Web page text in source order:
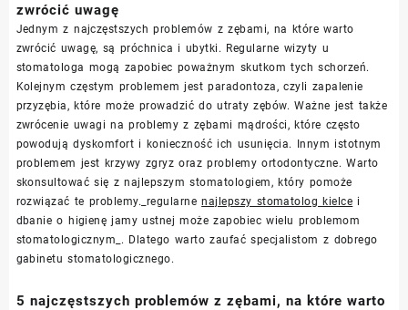
zwrócić uwagę
Jednym z najczęstszych problemów z zębami, na które warto
zwrócić uwagę, są próchnica i ubytki. Regularne wizyty u
stomatologa mogą zapobiec poważnym skutkom tych schorzeń.
Kolejnym częstym problemem jest paradontoza, czyli zapalenie
przyzębia, które może prowadzić do utraty zębów. Ważne jest także
zwrócenie uwagi na problemy z zębami mądrości, które często
powodują dyskomfort i konieczność ich usunięcia. Innym istotnym
problemem jest krzywy zgryz oraz problemy ortodontyczne. Warto
skonsultować się z najlepszym stomatologiem, który pomoże
rozwiązać te problemy._regularnenajlepszy stomatolog kielce i
dbanie o higienę jamy ustnej może zapobiec wielu problemom
stomatologicznym_. Dlatego warto zaufać specjalistom z dobrego
gabinetu stomatologicznego.
5 najczęstszych problemów z zębami, na które warto